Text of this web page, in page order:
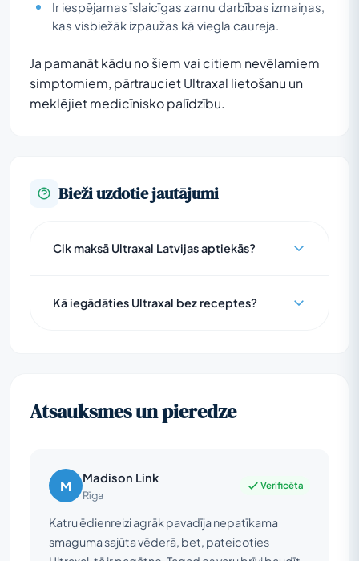
Ir iespējamas īslaicīgas zarnu darbības izmaiņas,
kas visbiežāk izpaužas kā viegla caureja.
Ja pamanāt kādu no šiem vai citiem nevēlamiem
simptomiem, pārtrauciet Ultraxal lietošanu un
meklējiet medicīnisko palīdzību.
Bieži uzdotie jautājumi
Cik maksā Ultraxal Latvijas aptiekās?
Kā iegādāties Ultraxal bez receptes?
Atsauksmes un pieredze
M Madison Link
Rīga
Verificēta
Katru ēdienreizi agrāk pavadīja nepatīkama
smaguma sajūta vēderā, bet, pateicoties